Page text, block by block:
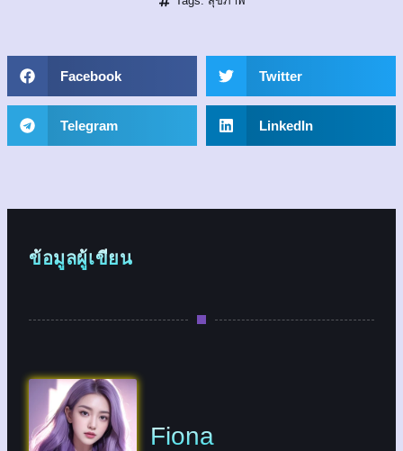
Facebook Twitter
Telegram LinkedIn
ข้อมูลผู้เขียน
Fiona